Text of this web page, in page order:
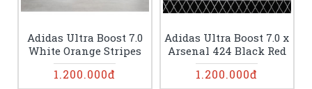
Adidas Ultra Boost 7.0
White Orange Stripes
1.200.000đ
Adidas Ultra Boost 7.0 x
Arsenal 424 Black Red
1.200.000đ